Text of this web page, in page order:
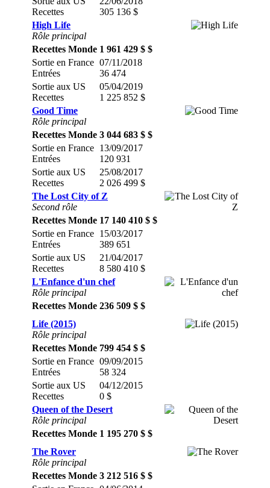
Recettes
305 136 $
High Life
Rôle principal
Recettes Monde 1 961 429 $ $
Sortie en France
Entrées
07/11/2018
36 474
Sortie aux US
Recettes
05/04/2019
1 225 852 $
Good Time
Rôle principal
Recettes Monde 3 044 683 $ $
Sortie en France
Entrées
13/09/2017
120 931
Sortie aux US
Recettes
25/08/2017
2 026 499 $
The Lost City of Z
Second rôle
Recettes Monde 17 140 410 $ $
Sortie en France
Entrées
15/03/2017
389 651
Sortie aux US
Recettes
21/04/2017
8 580 410 $
L'Enfance d'un chef
Rôle principal
Recettes Monde 236 509 $ $
Life (2015)
Rôle principal
Recettes Monde 799 454 $ $
Sortie en France
Entrées
09/09/2015
58 324
Sortie aux US
Recettes
04/12/2015
0 $
Queen of the Desert
Rôle principal
Recettes Monde 1 195 270 $ $
The Rover
Rôle principal
Recettes Monde 3 212 516 $ $